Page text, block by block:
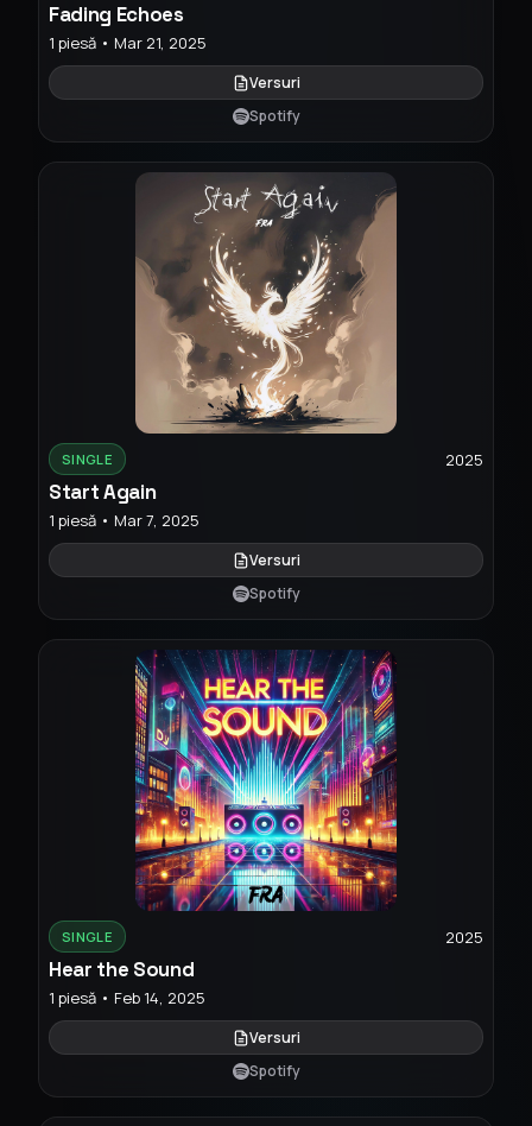
Fading Echoes
1 piesă • Mar 21, 2025
Versuri
Spotify
SINGLE 2025
Start Again
1 piesă • Mar 7, 2025
Versuri
Spotify
SINGLE 2025
Hear the Sound
1 piesă • Feb 14, 2025
Versuri
Spotify